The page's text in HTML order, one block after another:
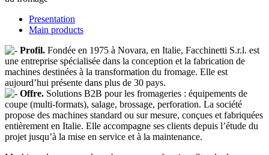
Presentation
Main products
Profil. Fondée en 1975 à Novara, en Italie, Facchinetti S.r.l. est
une entreprise spécialisée dans la conception et la fabrication de
machines destinées à la transformation du fromage. Elle est
aujourd’hui présente dans plus de 30 pays.
Offre. Solutions B2B pour les fromageries : équipements de
coupe (multi-formats), salage, brossage, perforation. La société
propose des machines standard ou sur mesure, conçues et fabriquées
entièrement en Italie. Elle accompagne ses clients depuis l’étude du
projet jusqu’à la mise en service et à la maintenance.